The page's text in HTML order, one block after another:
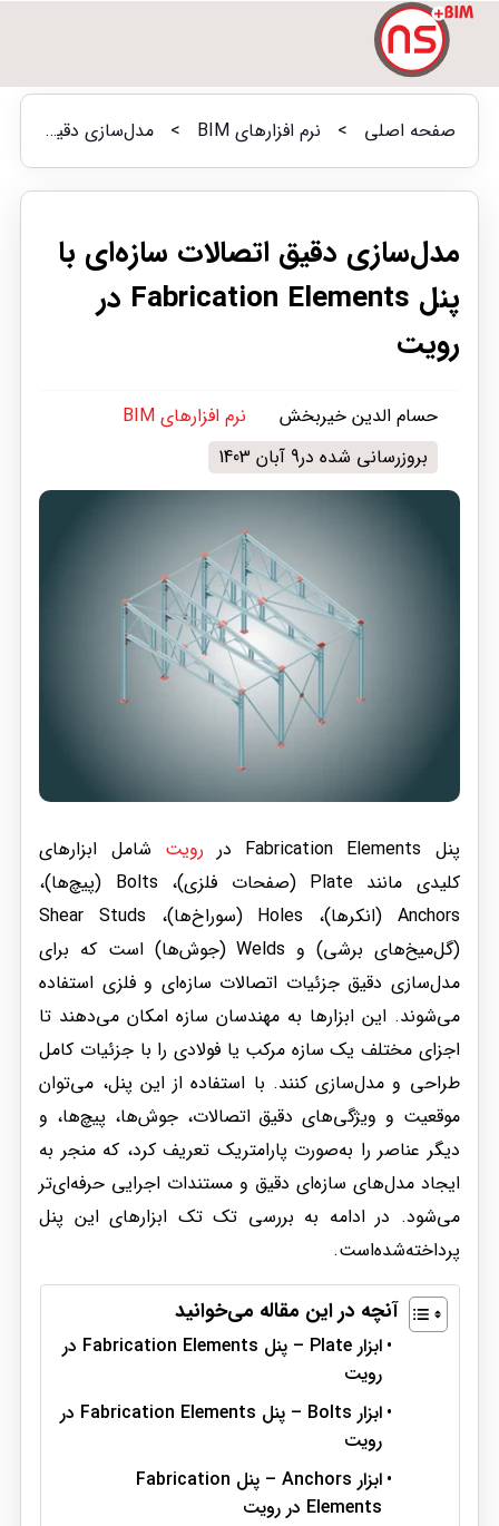
صفحه اصلی > نرم افزارهای BIM > مدل‌سازی دقیق اتصالات سازه‌ای با پنل Fabrication Elements در رویت
مدل‌سازی دقیق اتصالات سازه‌ای با
پنل Fabrication Elements در
رویت
حسام الدین خیربخش
نرم افزارهای BIM
بروزرسانی شده در9 آبان 1403
پنل Fabrication Elements در رویت شامل ابزارهای
کلیدی مانند Plate (صفحات فلزی)، Bolts (پیچ‌ها)،
Anchors (انکرها)، Holes (سوراخ‌ها)، Shear Studs
(گل‌میخ‌های برشی) و Welds (جوش‌ها) است که برای
مدل‌سازی دقیق جزئیات اتصالات سازه‌ای و فلزی استفاده
می‌شوند. این ابزارها به مهندسان سازه امکان می‌دهند تا
اجزای مختلف یک سازه مرکب یا فولادی را با جزئیات کامل
طراحی و مدل‌سازی کنند. با استفاده از این پنل، می‌توان
موقعیت و ویژگی‌های دقیق اتصالات، جوش‌ها، پیچ‌ها، و
دیگر عناصر را به‌صورت پارامتریک تعریف کرد، که منجر به
ایجاد مدل‌های سازه‌ای دقیق و مستندات اجرایی حرفه‌ای‌تر
می‌شود. در ادامه به بررسی تک تک ابزارهای این پنل
پرداخته‌شده‌است.
آنچه در این مقاله می‌خوانید
ابزار Plate – پنل Fabrication Elements در
رویت
ابزار Bolts – پنل Fabrication Elements در
رویت
ابزار Anchors – پنل Fabrication
Elements در رویت